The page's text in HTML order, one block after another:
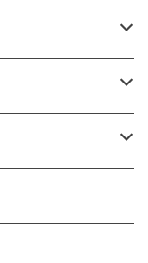
ット
ツセット